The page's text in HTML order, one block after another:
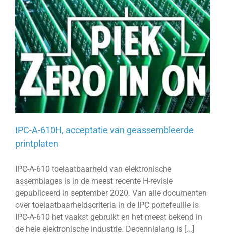
IPC-A-610H, acceptatie van geassembleerde
printplaten
IPC-A-610 toelaatbaarheid van elektronische
assemblages is in de meest recente H-revisie
gepubliceerd in september 2020. Van alle documenten
over toelaatbaarheidscriteria in de IPC portefeuille is
IPC-A-610 het vaakst gebruikt en het meest bekend in
de hele elektronische industrie. Decennialang is [...]